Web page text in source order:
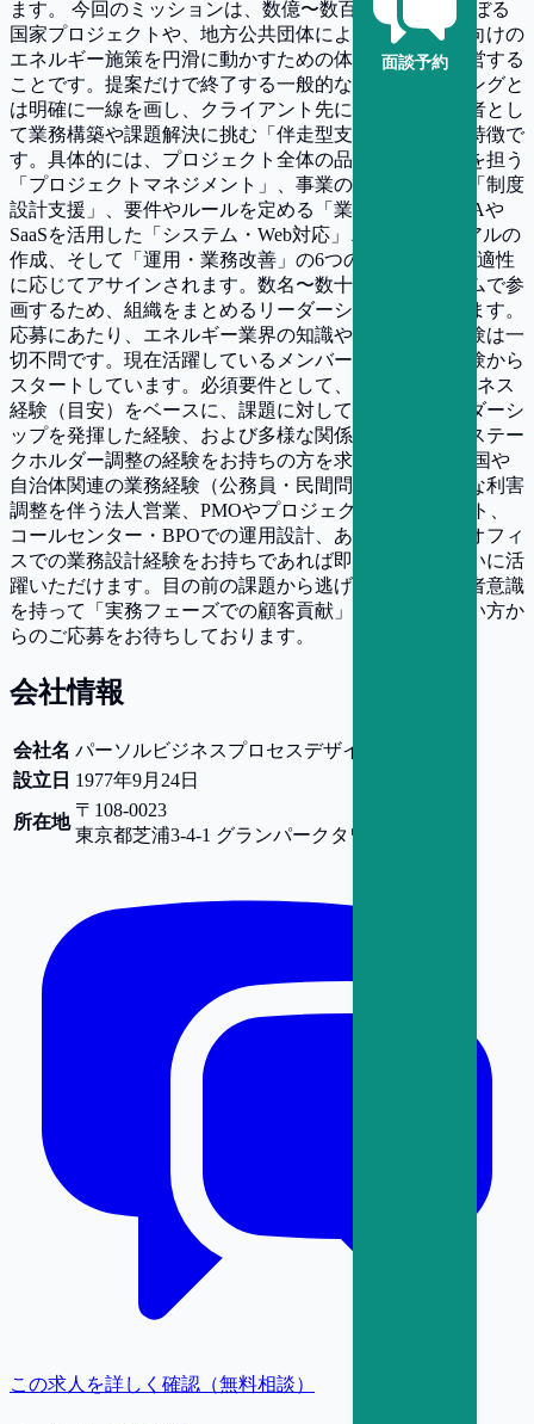
面談予約
ます。 今回のミッションは、数億〜数百億円規模にのぼる
国家プロジェクトや、地方公共団体による企業・個人向けの
エネルギー施策を円滑に動かすための体制を構築・運営する
ことです。提案だけで終了する一般的なコンサルティングと
は明確に一線を画し、クライアント先に常駐して当事者とし
て業務構築や課題解決に挑む「伴走型支援」が最大の特徴で
す。具体的には、プロジェクト全体の品質・納期管理を担う
「プロジェクトマネジメント」、事業の骨子を固める「制度
設計支援」、要件やルールを定める「業務構築」、RPAや
SaaSを活用した「システム・Web対応」、公的マニュアルの
作成、そして「運用・業務改善」の6つの役割があり、適性
に応じてアサインされます。数名〜数十名規模のチームで参
画するため、組織をまとめるリーダーシップも磨かれます。
応募にあたり、エネルギー業界の知識やBPOの実務経験は一
切不問です。現在活躍しているメンバーの多くが未経験から
スタートしています。必須要件として、3年相当のビジネス
経験（目安）をベースに、課題に対して主体的にリーダーシ
ップを発揮した経験、および多様な関係者を意識したステー
クホルダー調整の経験をお持ちの方を求めています。 国や
自治体関連の業務経験（公務員・民間問わず）、複雑な利害
調整を伴う法人営業、PMOやプロジェクトマネジメント、
コールセンター・BPOでの運用設計、あるいはバックオフィ
スでの業務設計経験をお持ちであれば即戦力として大いに活
躍いただけます。目の前の課題から逃げず、高い当事者意識
を持って「実務フェーズでの顧客貢献」にこだわりたい方か
らのご応募をお待ちしております。
会社情報
会社名 パーソルビジネスプロセスデザイン株式会社
設立日 1977年9月24日
所在地
〒108-0023
東京都芝浦3-4-1 グランパークタワー33F
この求人を詳しく確認（無料相談）